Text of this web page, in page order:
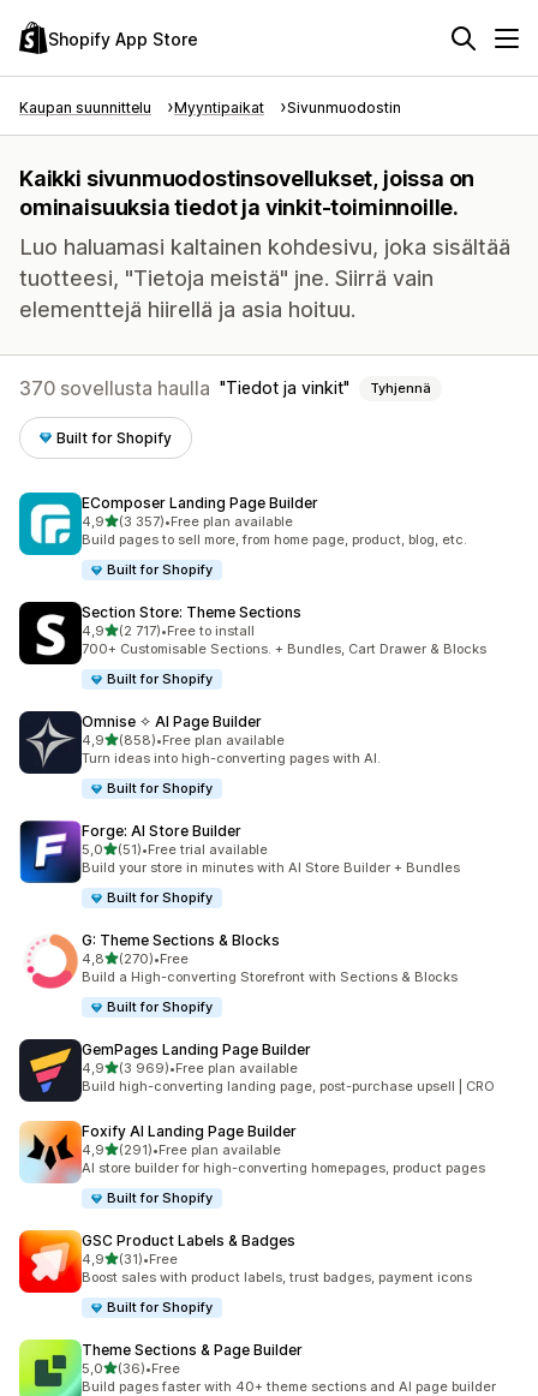
Shopify App Store
Kaupan suunnittelu Myyntipaikat Sivunmuodostin
Kaikki sivunmuodostinsovellukset, joissa on
ominaisuuksia tiedot ja vinkit-toiminnoille.
Luo haluamasi kaltainen kohdesivu, joka sisältää
tuotteesi, "Tietoja meistä" jne. Siirrä vain
elementtejä hiirellä ja asia hoituu.
370 sovellusta haulla Tiedot ja vinkit Tyhjennä
Built for Shopify
EComposer Landing Page Builder
4,9/ 5 tähteä
(3 357)
3357 arvostelua yhteensä
•Free plan available
Build pages to sell more, from home page, product, blog, etc.
Built for Shopify
Section Store: Theme Sections
4,9/ 5 tähteä
(2 717)
2717 arvostelua yhteensä
•Free to install
700+ Customisable Sections. + Bundles, Cart Drawer & Blocks
Built for Shopify
Omnise ✧ AI Page Builder
4,9/ 5 tähteä
(858)
858 arvostelua yhteensä
•Free plan available
Turn ideas into high-converting pages with AI.
Built for Shopify
Forge: AI Store Builder
5,0/ 5 tähteä
(51)
51 arvostelua yhteensä
•Free trial available
Build your store in minutes with AI Store Builder + Bundles
Built for Shopify
G: Theme Sections & Blocks
4,8/ 5 tähteä
(270)
270 arvostelua yhteensä
•Free
Build a High-converting Storefront with Sections & Blocks
Built for Shopify
GemPages Landing Page Builder
4,9/ 5 tähteä
(3 969)
3969 arvostelua yhteensä
•Free plan available
Build high-converting landing page, post-purchase upsell | CRO
Foxify AI Landing Page Builder
4,9/ 5 tähteä
(291)
291 arvostelua yhteensä
•Free plan available
AI store builder for high-converting homepages, product pages
Built for Shopify
GSC Product Labels & Badges
4,9/ 5 tähteä
(31)
31 arvostelua yhteensä
•Free
Boost sales with product labels, trust badges, payment icons
Built for Shopify
Theme Sections & Page Builder
5,0/ 5 tähteä
(36)
36 arvostelua yhteensä
•Free
Build pages faster with 40+ theme sections and AI page builder